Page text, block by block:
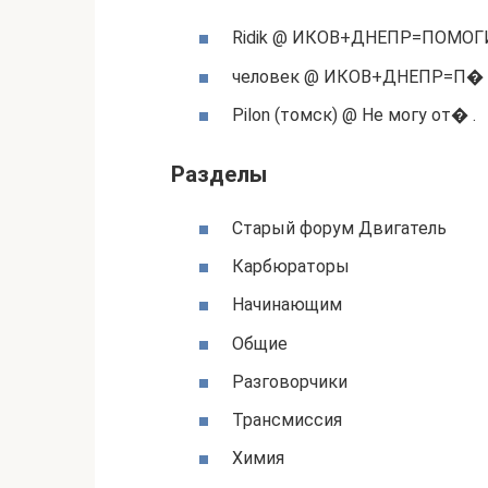
Ridik @
человек @ ИКОВ+ДНЕПР=П�
Pilon (томск) @ Не могу от� .
Разделы
Старый форум Двигатель
Карбюраторы
Начинающим
Общие
Разговорчики
Трансмиссия
Химия